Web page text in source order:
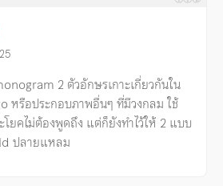
2 ตัวอักษรเกาะเกี่ยวกันใน
หรือประกอบภาพอื่นๆ ที่มีวงกลม ใช้
โยคไม่ต้องพูดถึง แต่ก็ยังทำไว้ให้ 2 แบบ
ปลายแหลม